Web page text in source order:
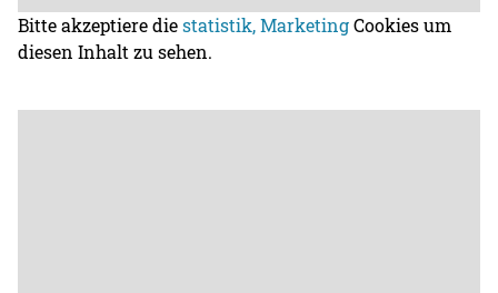
Bitte akzeptiere diestatistik, MarketingCookies um
diesen Inhalt zu sehen.